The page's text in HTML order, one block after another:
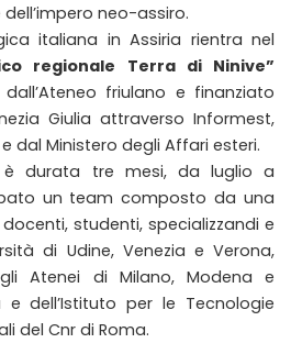
neo-assiro.
italiana in Assiria rientra nel
regionale Terra di Ninive”
friulano e finanziato
Giulia attraverso Informest,
dal Ministero degli Affari esteri.
durata tre mesi, da luglio a
un team composto da una
studenti, specializzandi e
di Udine, Venezia e Verona,
Atenei di Milano, Modena e
e dell’Istituto per le Tecnologie
del Cnr di Roma.